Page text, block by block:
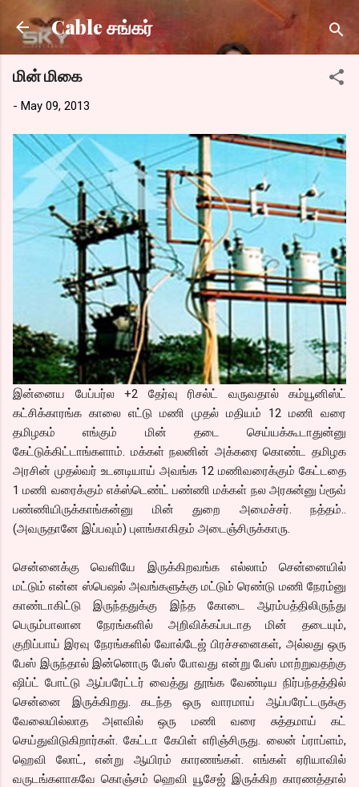
Skip to main content
Cable சங்கர்
மின் மிகை
- May 09, 2013
இன்னைய பேப்பர்ல +2 தேர்வு ரிசல்ட் வருவதால் கம்யூனிஸ்ட்
கட்சிக்காரங்க காலை எட்டு மணி முதல் மதியம் 12 மணி வரை
தமிழகம் எங்கும் மின் தடை செய்யக்கூடாதுன்னு
கேட்டுக்கிட்டாங்களாம். மக்கள் நலனின் அக்கரை கொண்ட தமிழக
அரசின் முதல்வர் உடனடியாய் அவங்க 12 மணிவரைக்கும் கேட்டதை
1 மணி வரைக்கும் எக்ஸ்டெண்ட் பண்ணி மக்கள் நல அரசுன்னு ப்ரூவ்
பண்ணியிருக்காங்கன்னு மின் துறை அமைச்சர். நத்தம்..
(அவருதானே இப்பவும்) புளங்காகிதம் அடைஞ்சிருக்காரு.
சென்னைக்கு வெளியே இருக்கிறவங்க எல்லாம் சென்னையில்
மட்டும் என்ன ஸ்பெஷல் அவங்களுக்கு மட்டும் ரெண்டு மணி நேரம்னு
காண்டாகிட்டு இருந்ததுக்கு இந்த கோடை ஆரம்பத்திலிருந்து
பெரும்பாலான நேரங்களில் அறிவிக்கப்படாத மின் தடையும்,
குறிப்பாய் இரவு நேரங்களில் வோல்டேஜ் பிரச்சனைகள், அல்லது ஒரு
பேஸ் இருந்தால் இன்னொரு பேஸ் போவது என்று பேஸ் மாற்றுவதற்கு
ஷிப்ட் போட்டு ஆப்பரேட்டர் வைத்து தூங்க வேண்டிய நிர்பந்தத்தில்
சென்னை இருக்கிறது. கடந்த ஒரு வாரமாய் ஆப்பரேட்டருக்கு
வேலையில்லாத அளவில் ஒரு மணி வரை சுத்தமாய் கட்
செய்துவிடுகிறார்கள். கேட்டா கேபிள் எரிஞ்சிருது. லைன் ப்ராப்ளம்,
ஹெவி லோட், என்று ஆயிரம் காரணங்கள். எங்கள் ஏரியாவில்
வருடங்களாகவே கொஞ்சம் ஹெவி யூசேஜ் இருக்கிற காரணத்தால்